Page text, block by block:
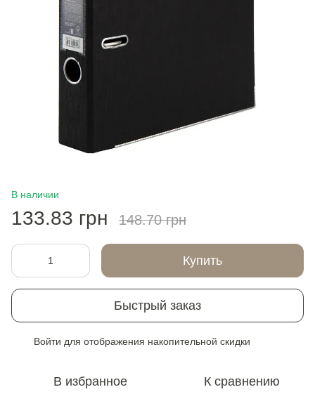
В наличии
133.83 грн 148.70 грн
Купить
Быстрый заказ
Войти для отображения накопительной скидки
В избранное К сравнению